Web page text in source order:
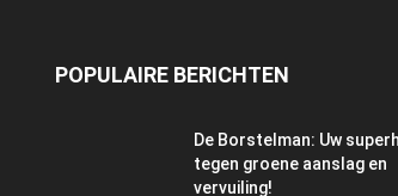
POPULAIRE BERICHTEN
De Borstelman: Uw
tegen groene aanslag en
vervuiling!